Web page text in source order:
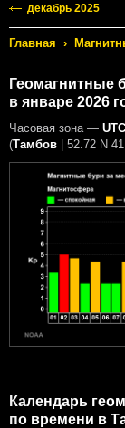
декабрь 2025
Главная ›
Геомагнитные
в январе 2026
Часовая зона —
(Тамбов | 52.72 N
Календарь
по времени в